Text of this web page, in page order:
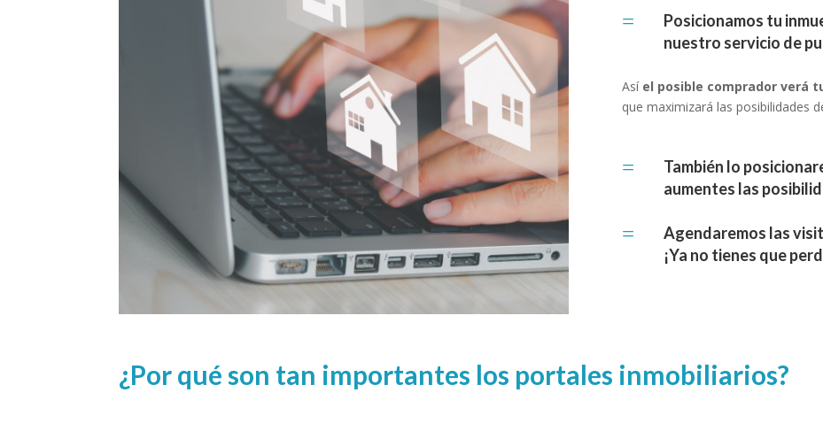
=
Posicionamos tu
nuestro servicio de
Así el posible comprador verá
que maximizará las posibilidades
=
También lo
aumentes las
=
Agendaremos las
¡Ya no tienes que
¿Por qué son tan importantes los portales inmobiliarios?